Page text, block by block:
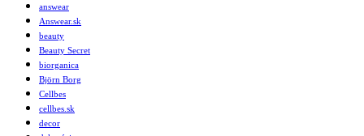
answear
Answear.sk
beauty
Beauty Secret
biorganica
Björn Borg
Cellbes
cellbes.sk
decor